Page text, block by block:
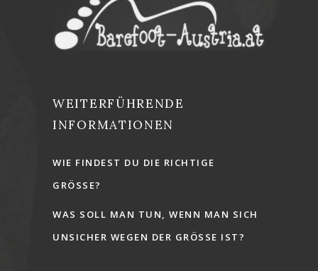
WEITERFÜHRENDE
INFORMATIONEN
WIE FINDEST DU DIE RICHTIGE
GRÖSSE?
WAS SOLL MAN TUN, WENN MAN SICH
UNSICHER WEGEN DER GRÖSSE IST?